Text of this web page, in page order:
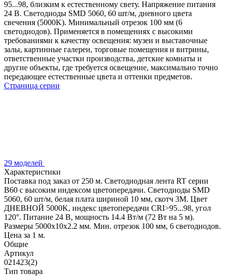
95...98, близким к естественному свету. Напряжение питания
24 В. Светодиоды SMD 5060, 60 шт/м, дневного цвета
свечения (5000K). Минимальный отрезок 100 мм (6
светодиодов). Применяется в помещениях с высокими
требованиями к качеству освещения: музеи и выставочные
залы, картинные галереи, торговые помещения и витрины,
ответственные участки производства, детские комнаты и
другие объекты, где требуется освещение, максимально точно
передающее естественные цвета и оттенки предметов.
Страница серии
29 моделей
Характеристики
Поставка под заказ от 250 м. Светодиодная лента RT серии
B60 с высоким индексом цветопередачи. Светодиоды SMD
5060, 60 шт/м, белая плата шириной 10 мм, скотч 3М. Цвет
ДНЕВНОЙ 5000K, индекс цветопередачи CRI>95...98, угол
120°. Питание 24 В, мощность 14.4 Вт/м (72 Вт на 5 м).
Размеры 5000х10х2.2 мм. Мин. отрезок 100 мм, 6 светодиодов.
Цена за 1 м.
Общие
Артикул
021423(2)
Тип товара